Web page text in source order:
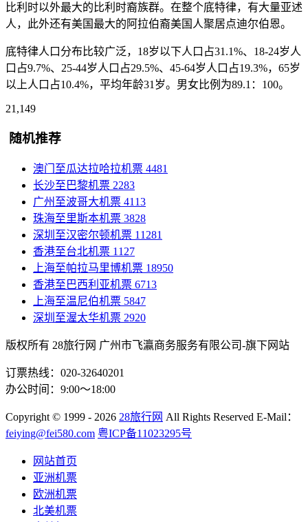
比利时以外最大的比利时裔族群。在整个底特律，有大量亚述
人，此外还有美国最大的阿拉伯裔美国人聚居点迪尔伯恩。
底特律人口分布比较广泛，18岁以下人口占31.1%、18-24岁人
口占9.7%、25-44岁人口占29.5%、45-64岁人口占19.3%，65岁
以上人口占10.4%，平均年龄31岁。男女比例为89.1：100。
21,149
随机推荐
澳门至瓜达拉哈拉机票 4481
长沙至巴黎机票 2283
广州至波哥大机票 4113
珠海至里斯本机票 3828
深圳至汉密尔顿机票 11281
香港至台北机票 1127
上海至帕拉马里博机票 18950
香港至巴西利亚机票 6713
上海至温尼伯机票 5847
深圳至渥太华机票 2920
版权所有 28旅行网 广州市飞瀛商务服务有限公司-旗下网站
订票热线：020-32640201
办公时间：9:00～18:00
Copyright © 1999 - 2026 28旅行网 All Rights Reserved E-Mail：
feiying@fei580.com 粤ICP备11023295号
网站首页
亚洲机票
欧洲机票
北美机票